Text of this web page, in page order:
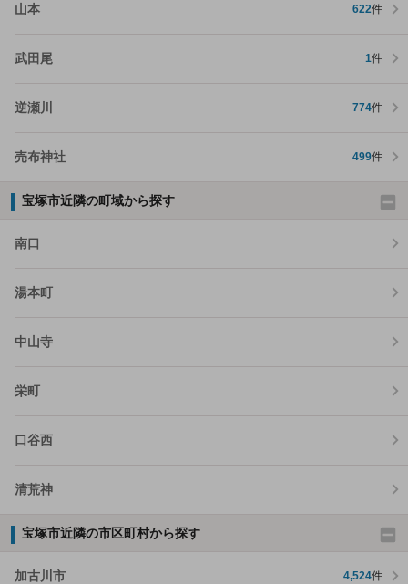
山本 622件
武田尾 1件
逆瀬川 774件
売布神社 499件
宝塚市近隣の町域から探す
南口
湯本町
中山寺
栄町
口谷西
清荒神
宝塚市近隣の市区町村から探す
加古川市 4,524件